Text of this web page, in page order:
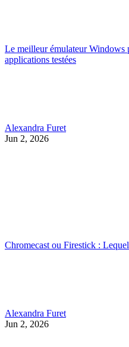
Le meilleur émulateur Windows
applications testées
Alexandra Furet
Jun 2, 2026
Chromecast ou Firestick :
Alexandra Furet
Jun 2, 2026